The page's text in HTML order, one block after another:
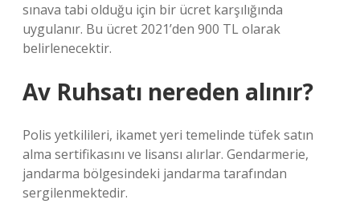
sınava tabi olduğu için bir ücret karşılığında
uygulanır. Bu ücret 2021’den 900 TL olarak
belirlenecektir.
Av Ruhsatı nereden alınır?
Polis yetkilileri, ikamet yeri temelinde tüfek satın
alma sertifikasını ve lisansı alırlar. Gendarmerie,
jandarma bölgesindeki jandarma tarafından
sergilenmektedir.